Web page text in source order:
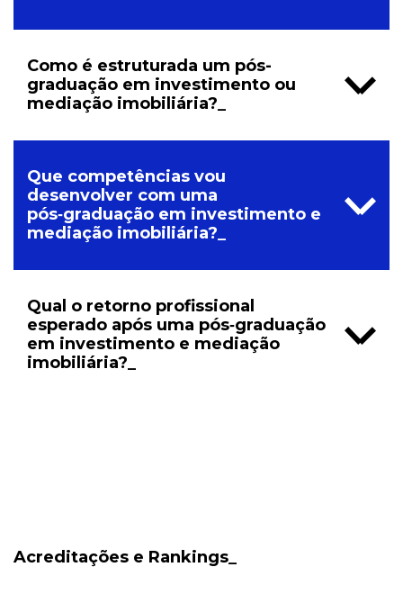
Como é estruturada um pós-
graduação em investimento ou
mediação imobiliária?_
Que competências vou
desenvolver com uma
pós‑graduação em investimento e
mediação imobiliária?_
Qual o retorno profissional
esperado após uma pós‑graduação
em investimento e mediação
imobiliária?_
Acreditações e Rankings_